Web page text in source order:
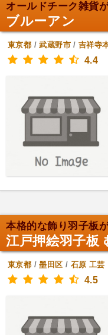
オールドチーク雑貨
ブルーアン
東京都 /武蔵野市/吉祥寺
4.4
本格的な飾り羽子板
江戸押絵羽子板
東京都 /墨田区 / 石原 工芸
4.5